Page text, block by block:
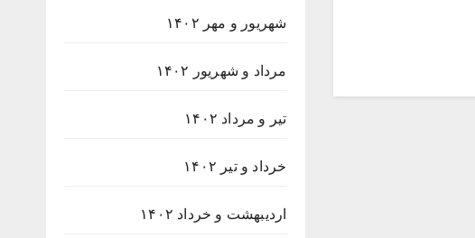
شهریور و مهر ۱۴۰۲
مرداد و شهریور ۱۴۰۲
تیر و مرداد ۱۴۰۲
خرداد و تیر ۱۴۰۲
اردیبهشت و خرداد ۱۴۰۲